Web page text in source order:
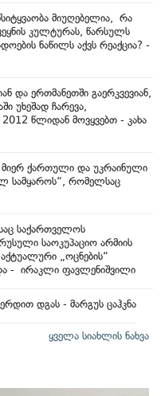
მიუღებელია, რა
კულტურას, წარსულს
ნაწილს აქვს რეაქცია? -
და ერთმანეთში გაერკვევიან,
უხეშად ჩარევა,
2012 წლიდან მოვყვებთ - კახა
მიერ ქართული და უკრაინული
სამყაროს“, რომელსაც
საქართველოს
საოკუპაციო არმიის
„ოცნების“
- ირაკლი ფავლენიშვილი
დგას - მარგუს ცაჰკნა
ყველა სიახლის ნახვა